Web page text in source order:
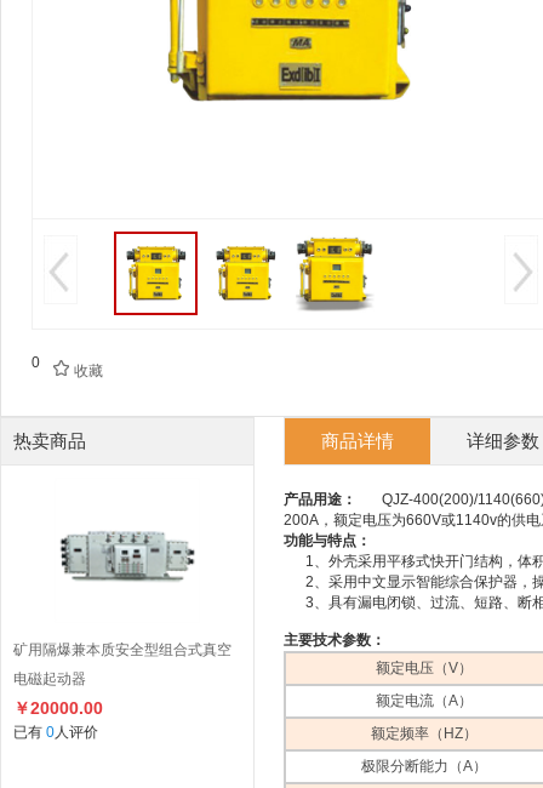
0  收藏
热卖商品
矿用隔爆兼本质安全型组合式真空
电磁起动器
￥20000.00
已有 0人评价
商品详情 详细参数
产品用途：
QJZ-400(200)/1140(660)
200A，额定电压为660V或1140v的供
功能与特点：
1、外壳采用平移式快开门结构，体
2、采用中文显示智能综合保护器，
3、具有漏电闭锁、过流、短路、断
主要技术参数：
额定电压（V）
额定电流（A）
额定频率（HZ）
极限分断能力（A）